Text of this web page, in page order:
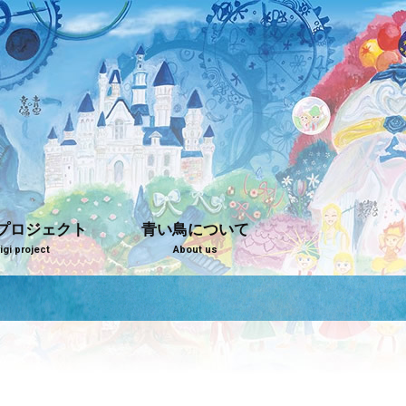
ロジェクト
project
青い鳥について
About us